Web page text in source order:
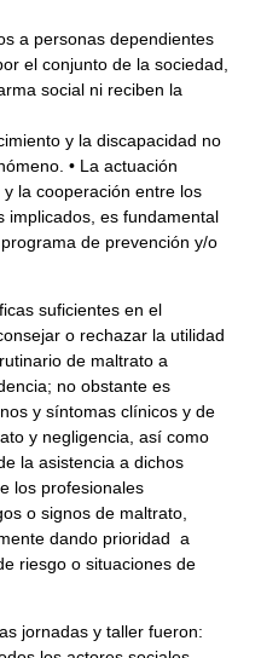
a personas dependientes
el conjunto de la sociedad,
social ni reciben la
y la discapacidad no
• La actuación
la cooperación entre los
implicados, es fundamental
de prevención y/o
suficientes en el
o rechazar la utilidad
de maltrato a
no obstante es
y síntomas clínicos y de
y negligencia, así como
la asistencia a dichos
los profesionales
o signos de maltrato,
dando prioridad a
riesgo o situaciones de
jornadas y taller fueron: